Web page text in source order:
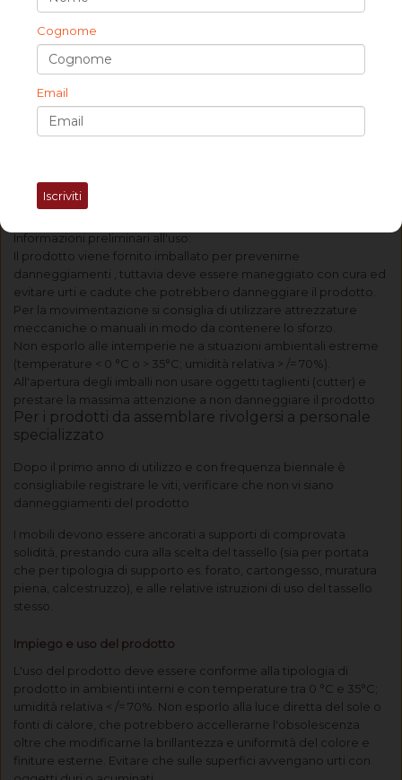
assicurarsi che indumenti o altro materiale infiammabile sia
collocato ad una distanza minima di 30 cm. Nel caso vi sia la
presenza di dispositivi di rotazione della TV, questi devono
essere ben ancorati secondo le istruzioni del produttore e in
ogni caso non si devono aggiungere carichi aggiuntivi o
applicare sforzi e sollecitazioni, in quanto potrebbero scardinare
i fissaggi con conseguenziale rischio di caduta. Tenerli lontano
dalla portata dei BAMBINI.
Montaggio e istallazione
Informazioni preliminari all'uso:
Il prodotto viene fornito imballato per prevenirne
danneggiamenti , tuttavia deve essere maneggiato con cura ed
evitare urti e cadute che potrebbero danneggiare il prodotto.
Per la movimentazione si consiglia di utilizzare attrezzature
meccaniche o manuali in modo da contenere lo sforzo.
Non esporlo alle intemperie ne a situazioni ambientali estreme
(temperature < 0 °C o > 35°C; umidità relativa > /= 70%).
All'apertura degli imballi non usare oggetti taglienti (cutter) e
prestare la massima attenzione a non danneggiare il prodotto
Per i prodotti da assemblare rivolgersi a personale
specializzato
Dopo il primo anno di utilizzo e con frequenza biennale è
consigliabile registrare le viti, verificare che non vi siano
danneggiamenti del prodotto
I mobili devono essere ancorati a supporti di comprovata
solidità, prestando cura alla scelta del tassello (sia per portata
che per tipologia di supporto es. forato, cartongesso, muratura
piena, calcestruzzo), e alle relative istruzioni di uso del tassello
stesso.
Impiego e uso del prodotto
L'uso del prodotto deve essere conforme alla tipologia di
prodotto in ambienti interni e con temperature tra 0 °C e 35°C;
umidità relativa < /= 70%. Non esporlo alla luce diretta del sole o
fonti di calore, che potrebbero accellerarne l'obsolescenza
oltre che modificarne la brillantezza e uniformità del colore e
finiture esterne. Evitare che sulle superfici avvengano urti con
Cognome
Email
Iscriviti